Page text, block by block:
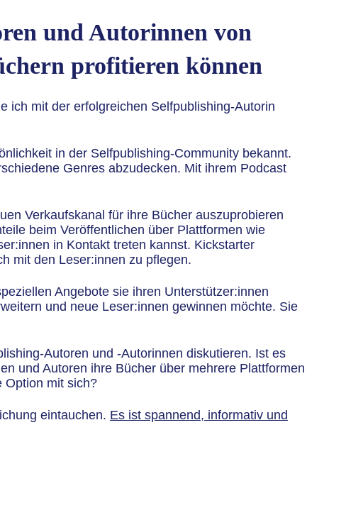
und Autorinnen von
profitieren können
ich mit der erfolgreichen Selfpublishing-Autorin
in der Selfpublishing-Community bekannt.
Genres abzudecken. Mit ihrem Podcast
Verkaufskanal für ihre Bücher auszuprobieren
beim Veröffentlichen über Plattformen wie
in Kontakt treten kannst. Kickstarter
mit den Leser:innen zu pflegen.
Angebote sie ihren Unterstützer:innen
und neue Leser:innen gewinnen möchte. Sie
Autoren und -Autorinnen diskutieren. Ist es
und Autoren ihre Bücher über mehrere Plattformen
Option mit sich?
eintauchen. Es ist spannend, informativ und